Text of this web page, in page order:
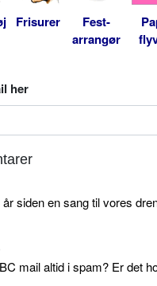
Frisurer
Fest-
arrangør
her
siden en sang til vores
mail altid i spam? Er det